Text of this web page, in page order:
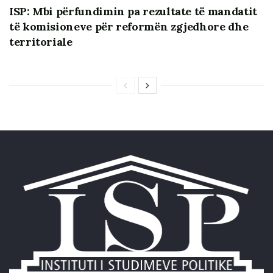
me rekomandimet dhe prioritetet e reformës.
Instituti i Studimeve Politike (ISP)
ISP: Mbi përfundimin pa rezultate të mandatit
të komisioneve për reformën zgjedhore dhe
territoriale